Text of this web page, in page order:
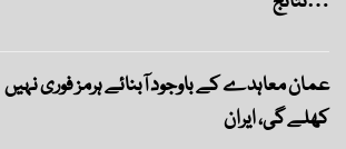
عمان معاہدے کے باوجود آبنائے ہرمز فوری نہیں
کھلے گی، ایران